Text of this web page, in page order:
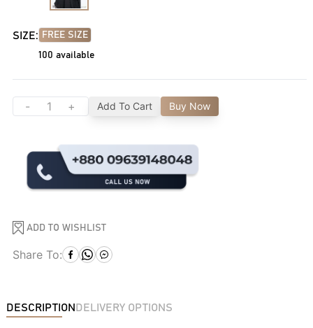
SIZE: FREE SIZE
100 available
- + Add To Cart Buy Now
ADD TO WISHLIST
Share To:
DESCRIPTION DELIVERY OPTIONS